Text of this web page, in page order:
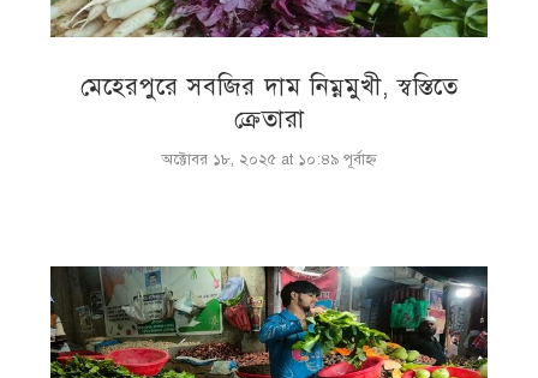
মেহেরপুরে সবজির দাম নিম্নমুখী, স্বস্তিতে
ক্রেতারা
অক্টোবর ১৮, ২০২৫ at ১০:৪৯ পূর্বাহ্ণ